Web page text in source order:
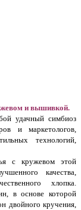
и вышивкой.
удачный симбиоз
и маркетологов,
технологий,
с кружевом этой
качества,
хлопка.
в основе которой
двойного кручения,